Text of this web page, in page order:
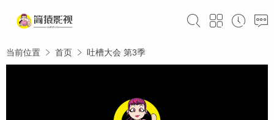
当前位置 首页 吐槽大会 第3季